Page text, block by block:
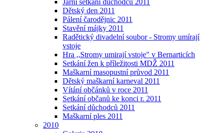
Jarní setkání důchodců 2011
Dětský den 2011
Pálení čarodějnic 2011
Stavění májky 2011
Radětický divadelní soubor - Stromy umírají
vstoje
Hra ,,Stromy umirají vstoje" v Bernarticích
Setkání žen k příležitosti MDŽ 2011
Maškarní masopustní průvod 2011
Dětský maškarní karneval 2011
Vítání občánků v roce 2011
Setkání občanů ke konci r. 2011
Setkání důchodců 2011
Maškarní ples 2011
2010